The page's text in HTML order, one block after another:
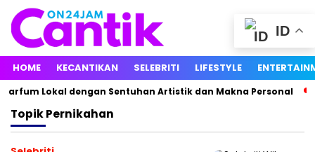
HOME KECANTIKAN SELEBRITI LIFESTYLE
Lokal dengan Sentuhan Artistik dan Makna Personal
TopikPernikahan
ID